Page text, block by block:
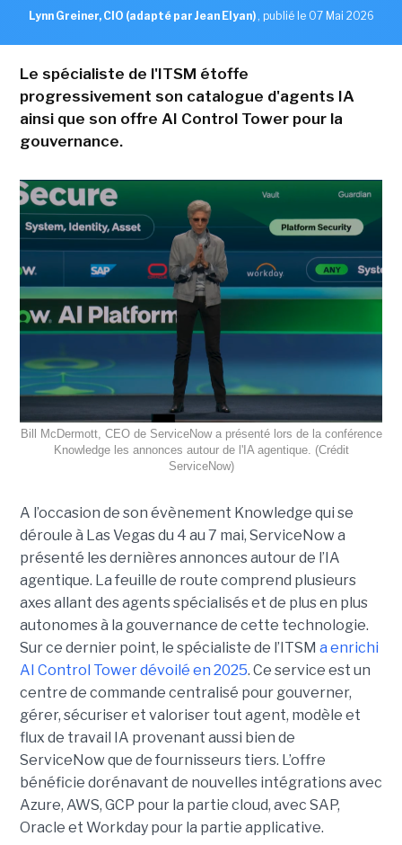
Lynn Greiner, CIO (adapté par Jean Elyan) , publié le 07 Mai 2026
Le spécialiste de l'ITSM étoffe
progressivement son catalogue d'agents IA
ainsi que son offre AI Control Tower pour la
gouvernance.
Bill McDermott, CEO de ServiceNow a présenté lors de la conférence
Knowledge les annonces autour de l'IA agentique. (Crédit
ServiceNow)
A l’occasion de son évènement Knowledge qui se
déroule à Las Vegas du 4 au 7 mai, ServiceNow a
présenté les dernières annonces autour de l’IA
agentique. La feuille de route comprend plusieurs
axes allant des agents spécialisés et de plus en plus
autonomes à la gouvernance de cette technologie.
Sur ce dernier point, le spécialiste de l’ITSM a enrichi
AI Control Tower dévoilé en 2025. Ce service est un
centre de commande centralisé pour gouverner,
gérer, sécuriser et valoriser tout agent, modèle et
flux de travail IA provenant aussi bien de
ServiceNow que de fournisseurs tiers. L’offre
bénéficie dorénavant de nouvelles intégrations avec
Azure, AWS, GCP pour la partie cloud, avec SAP,
Oracle et Workday pour la partie applicative.